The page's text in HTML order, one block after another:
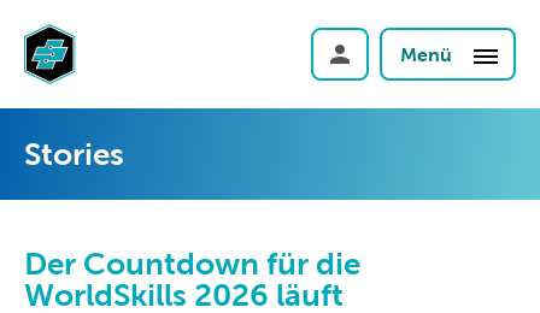
Menü
Stories
Der Countdown für die
WorldSkills 2026 läuft